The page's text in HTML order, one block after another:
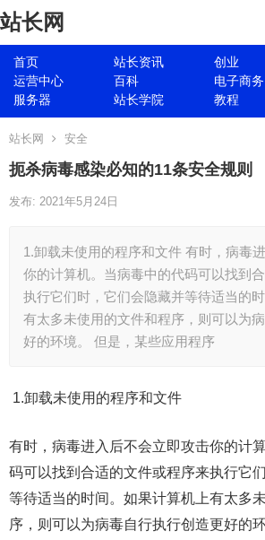
站长网
首页 站长资讯 创业
运营中心
百科 电子商务
服务器
站长学院 教程
站长网 安全
扼杀病毒感染必知的11条安全规则
发布: 2021年5月24日
1.卸载未使用的程序和文件 有时，病毒
你的计算机。当病毒中的代码可以找到
执行它们时，它们会隐藏并等待适当的
有太多未使用的文件和程序，则可以为
好的环境。 但是，某些应用程序
1.卸载未使用的程序和文件
有时，病毒进入后不会立即攻击你的计
码可以找到合适的文件或程序来执行它
等待适当的时间。如果计算机上有太多
序，则可以为病毒自行执行创造更好的环